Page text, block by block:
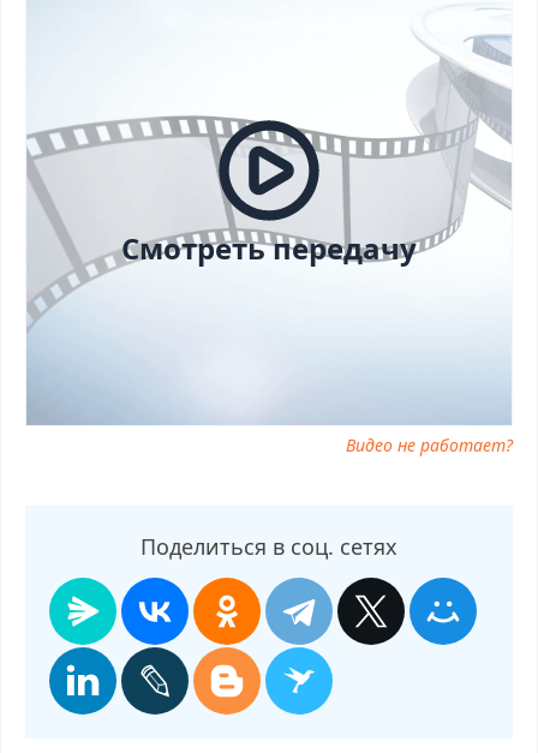
21.09.2025 выпуск онлайн, Повара на колесах от 21.09.2025
эфир, Повара на колесах от 21.09.2025 прямо сейчас, Повара
на колесах от 21.09.2025 телепередача, прямой эфир Повара
на колесах от 21.09.2025 онлайн бесплатно, программа Повара
на колесах от 21.09.2025, смотреть Повара на колесах от
21.09.2025 онлайн, самое интересное в Повара на колесах от
21.09.2025, Повара на колесах от 21.09.2025 смотреть сегодня,
смотреть онлайн Повара на колесах от 21.09.2025, ток шоу
Повара на колесах от 21.09.2025, смотреть программу Повара
на колесах от 21.09.2025Смотреть передачу
Видео не работает?
Поделиться в соц. сетях